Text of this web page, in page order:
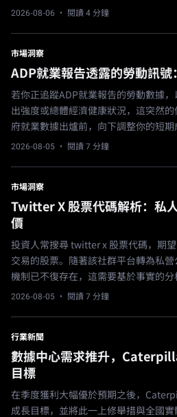
2026-08-06 · 閱讀 4 分鐘
市場洞察
ADP就業報告透露的勞動訊號
若你正追蹤ADP就業報告的勞動數據
出強度或總體經濟健康狀況，這突然
府就業數據出爐前，向下調整你的短期
2026-08-05 · 閱讀 7 分鐘
市場洞察
Twitter X 股票代碼解析：私
價
投資人常搜尋 twitter x 股票代碼，期
交易的股票。隨著該社群平台轉為私
機制已不復存在，這需要基於事實的分
2026-08-05 · 閱讀 7 分鐘
行業新聞
數據中心需求推升，
目標
在季度獲利大幅優於預期之後，
成長目標，並將此一上修舉措與全國